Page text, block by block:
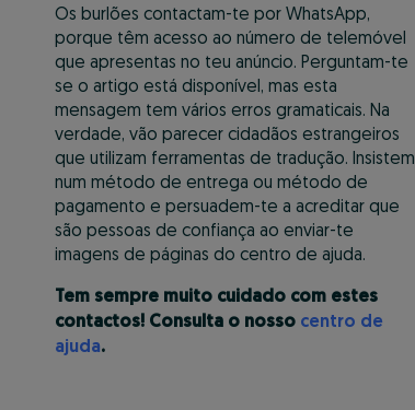
Os burlões contactam-te por WhatsApp,
porque têm acesso ao número de telemóvel
que apresentas no teu anúncio. Perguntam-te
se o artigo está disponível, mas esta
mensagem tem vários erros gramaticais. Na
verdade, vão parecer cidadãos estrangeiros
que utilizam ferramentas de tradução. Insistem
num método de entrega ou método de
pagamento e persuadem-te a acreditar que
são pessoas de confiança ao enviar-te
imagens de páginas do centro de ajuda.
Tem sempre muito cuidado com estes
contactos! Consulta o nosso centro de
ajuda.